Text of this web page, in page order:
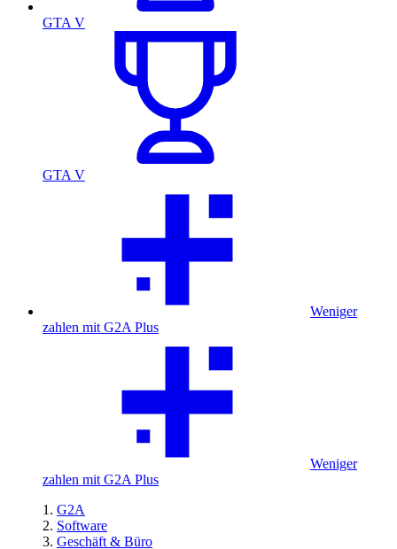
GTA V
GTA V
Weniger
zahlen mit G2A Plus
Weniger
zahlen mit G2A Plus
G2A
Software
Geschäft & Büro